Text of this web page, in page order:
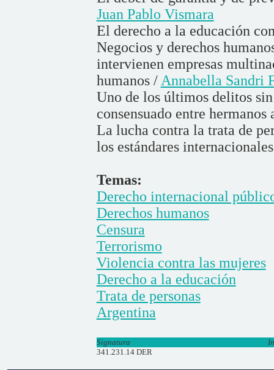
Juan Pablo Vismara
El derecho a la educación
Negocios y derechos
intervienen empresas
humanos /Annabella Sandri
Uno de los últimos delitos
consensuado entre
La lucha contra la trata de
los estándares
Temas:
Derecho internacional
Derechos humanos
Censura
Terrorismo
Violencia contra las mujeres
Derecho a la educación
Trata de personas
Argentina
Signatura
341.231.14 DER